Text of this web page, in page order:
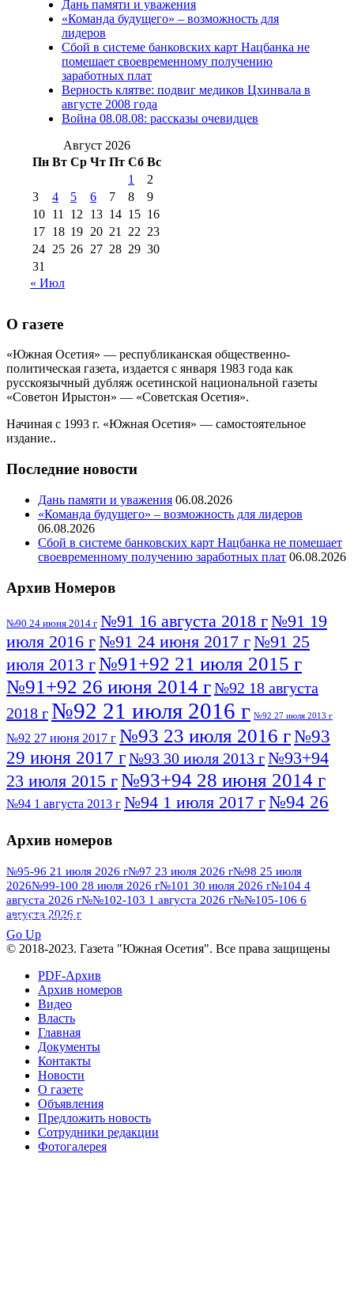
2012 г(15)№97 30 июля 2015 г
(15)№98 1 августа 2015 г
августа 2016 г(10)№98 5 июля 2014 г(10)
№98 8 августа 2013 г
августа 2012 г(14)
2017 г(9)
№99 4 августа
2016 г(12) №99 8 июля 2014 г
августа 2012 г(11)
августа 2013 г
(12)
Дань памяти и уважения
«Команда будущего» – возможность для
лидеров
Сбой в системе банковских карт Нацбанка не
помешает своевременному получению
заработных плат
Верность клятве: подвиг медиков Цхинвала в
августе 2008 года
Война 08.08.08: рассказы очевидцев
Август 2026
Пн Вт Ср Чт Пт Сб Вс
1
2
3
4 5 6 7 8
9
10 11 12 13 14 15 16
17 18 19 20 21 22 23
24 25 26 27 28 29 30
31
« Июл
О газете
«Южная Осетия» — республиканская общественно-
политическая газета, издается с января 1983 года как
русскоязычный дубляж осетинской национальной газеты
«Советон Ирыстон» — «Советская Осетия».
Начиная с 1993 г. «Южная Осетия» — самостоятельное
издание..
Последние новости
Дань памяти и уважения 06.08.2026
«Команда будущего» – возможность для лидеров
06.08.2026
Сбой в системе банковских карт Нацбанка не помешает
своевременному получению заработных плат 06.08.2026
Архив Номеров
№90 24 июня 2014 г №91 16 августа 2018 г№91 19
июля 2016 г№91 24 июня 2017 г№91 25
июля 2013 г№91+92 21 июля 2015 г
№91+92 26 июня 2014 г№92 18 августа
2018 г№92 21 июля 2016 г №92 27 июля 2013 г
№92 27 июня 2017 г №93 23 июля 2016 г№93
29 июня 2017 г№93 30 июля 2013 г№93+94
23 июля 2015 г№93+94 28 июня 2014 г
№94 1 августа 2013 г №94 1 июля 2017 г№94 26
№95 7 августа 2012 г
№95 28 июля 2016 г№95+96 3 августа
2013 г№96 6 июля 2017 г№96 9 августа
2012 г №96 28 июля 2015 г
№96+97 30 июля 2016 г
№97 11 августа 2012 г
№97 30 июля 2015 г
№98 2 августа 2016 г
августа 2013 г
№98+99 11 июля 2017 г
августа 2016 г
августа 2012 г
Архив номеров
№95-96 21 июля 2026 г№97 23 июля 2026 г№98 25 июля
2026№99-100 28 июля 2026 г№101 30 июля 2026 г№104 4
августа 2026 г№№102-103 1 августа 2026 г№№105-106 6
августа 2026 г
ПОСМОТРЕТЬ ВСЕ
Go Up
© 2018-2023. Газета "Южная Осетия". Все права защищены
PDF-Архив
Архив номеров
Видео
Власть
Главная
Документы
Контакты
Новости
О газете
Объявления
Предложить новость
Сотрудники редакции
Фотогалерея